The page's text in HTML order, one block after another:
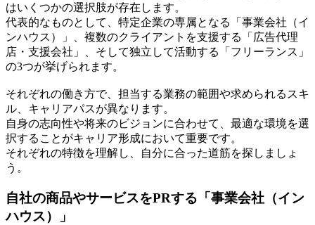
はいくつかの選択肢が存在します。
代表的なものとして、特定企業の専属となる「事業会社（イ
ンハウス）」、複数のクライアントを支援する「広告代理
店・支援会社」、そして独立して活動する「フリーランス」
の3つが挙げられます。
それぞれの働き方で、担当する業務の範囲や求められるスキ
ル、キャリアパスが異なります。
自身の志向性や将来のビジョンに合わせて、最適な環境を選
択することがキャリア形成において重要です。
それぞれの特徴を理解し、自分に合った道筋を探しましょ
う。
自社の商品やサービスをPRする「事業会社（イン
ハウス）」